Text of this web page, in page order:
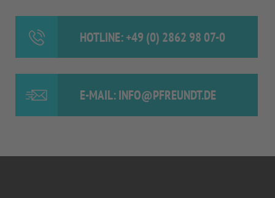
HOTLINE: +49 (0) 2862 98 07-0
E-MAIL: INFO@PFREUNDT.DE